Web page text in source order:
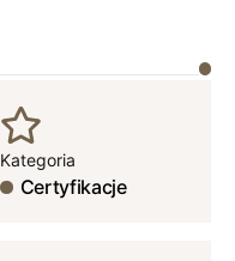
Kategoria
Certyfikacje